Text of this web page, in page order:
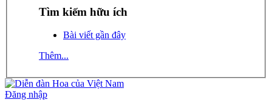
Tìm kiếm hữu ích
Bài viết gần đây
Thêm...
Đăng nhập